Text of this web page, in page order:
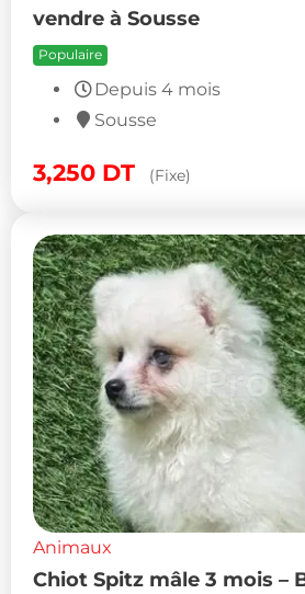
vendre à Sousse
Populaire
Depuis 4 mois
Sousse
3,250 DT (Fixe)
Animaux
Chiot Spitz mâle 3 mois –